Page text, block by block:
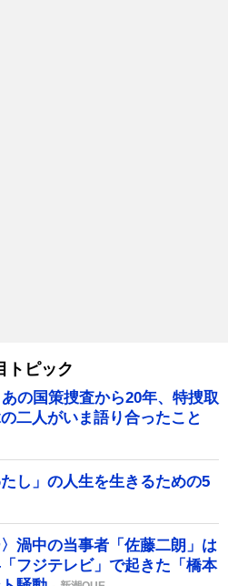
トピック
の国策捜査から20年、特捜取
二人がいま語り合ったこと
し」の人生を生きるための5
渦中の当事者「佐藤二朗」は
フジテレビ」で起きた「橋本